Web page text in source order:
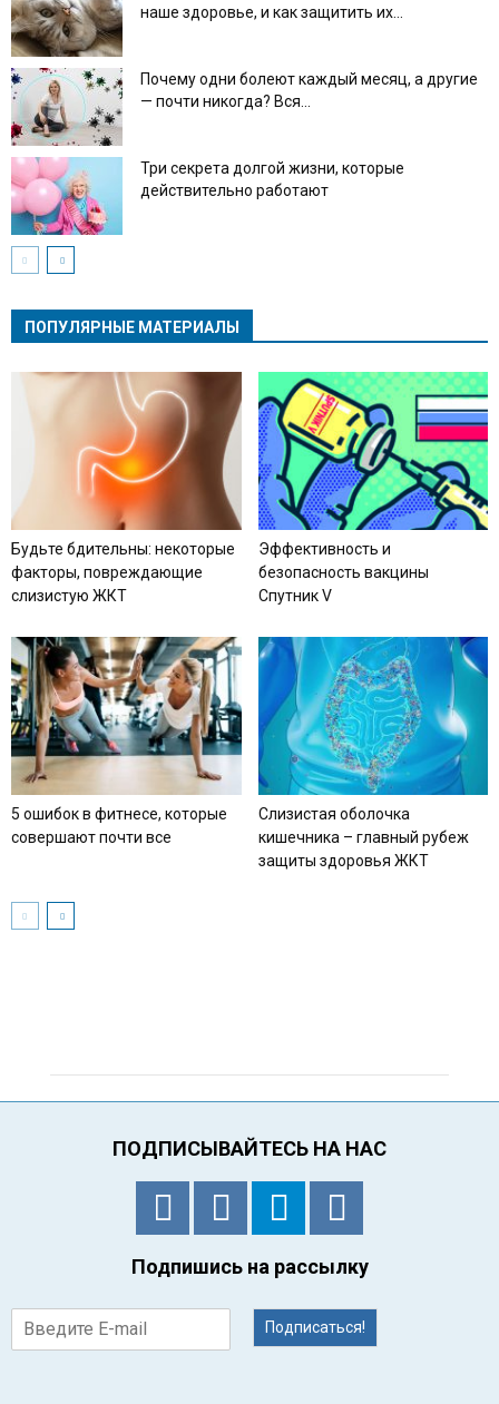
наше здоровье, и как защитить их...
Почему одни болеют каждый месяц, а другие
— почти никогда? Вся...
Три секрета долгой жизни, которые
действительно работают
ПОПУЛЯРНЫЕ МАТЕРИАЛЫ
Будьте бдительны: некоторые
факторы, повреждающие
слизистую ЖКТ
Эффективность и
безопасность вакцины
Спутник V
5 ошибок в фитнесе, которые
совершают почти все
Слизистая оболочка
кишечника – главный рубеж
защиты здоровья ЖКТ
ПОДПИСЫВАЙТЕСЬ НА НАС
Подпишись на рассылку
Подписаться!